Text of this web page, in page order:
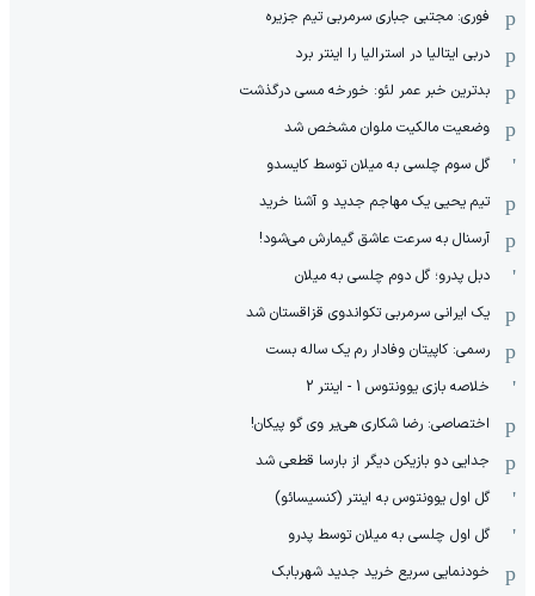
فوری: مجتبی جباری سرمربی تیم جزیره
دربی ایتالیا در استرالیا را اینتر برد
بدترین خبر عمر لئو: خورخه مسی درگذشت
وضعیت مالکیت ملوان مشخص شد
گل سوم چلسی به میلان توسط کایسدو
تیم یحیی یک مهاجم جدید و آشنا خرید
آرسنال به سرعت عاشق گیمارش می‌شود!
دبل پدرو؛ گل دوم چلسی به میلان
یک ایرانی سرمربی تکواندوی قزاقستان شد
رسمی: کاپیتان وفادار رم یک ساله بست
خلاصه بازی یوونتوس 1 - اینتر 2
اختصاصی: رضا شکاری هی‌یر وی‌ گو پیکان!
جدایی دو بازیکن دیگر از بارسا قطعی شد
گل اول یوونتوس به اینتر (کنسیسائو)
گل اول چلسی به میلان توسط پدرو
خودنمایی سریع خرید جدید شهربابک